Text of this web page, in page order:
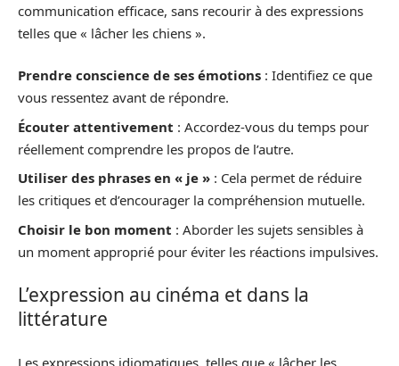
communication efficace, sans recourir à des expressions
telles que « lâcher les chiens ».
Prendre conscience de ses émotions : Identifiez ce que
vous ressentez avant de répondre.
Écouter attentivement : Accordez-vous du temps pour
réellement comprendre les propos de l’autre.
Utiliser des phrases en « je » : Cela permet de réduire
les critiques et d’encourager la compréhension mutuelle.
Choisir le bon moment : Aborder les sujets sensibles à
un moment approprié pour éviter les réactions impulsives.
L’expression au cinéma et dans la
littérature
Les expressions idiomatiques, telles que « lâcher les